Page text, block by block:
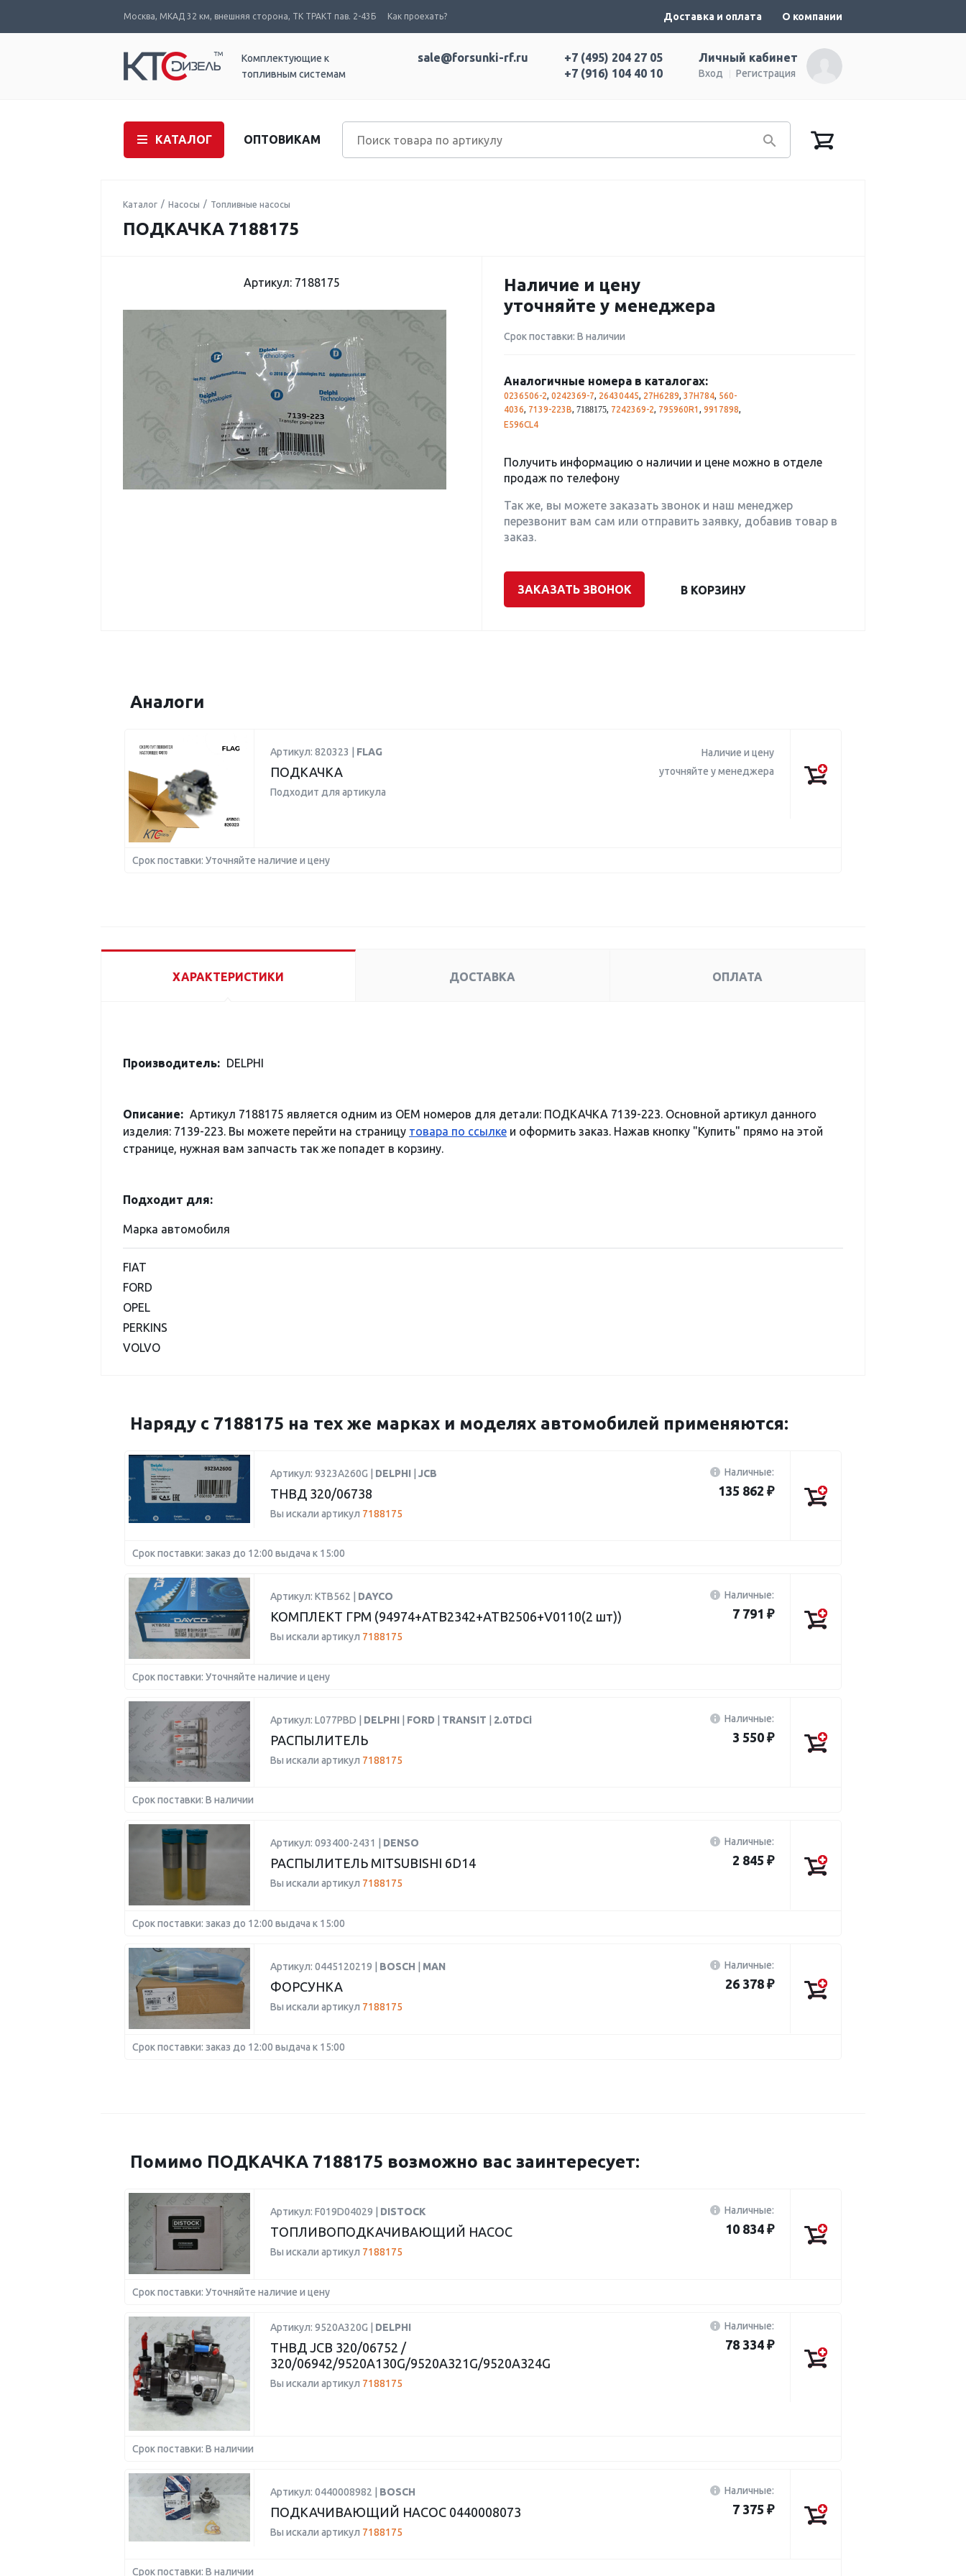
Москва, МКАД 32 км, внешняя сторона, ТК ТРАКТ пав. 2-43Б Как проехать? Доставка и оплата О компании
Комплектующие к
топливным системам
Личный кабинет
Вход Регистрация
+7 (495) 204 27 05
+7 (916) 104 40 10
sale@forsunki-rf.ru
КАТАЛОГ ОПТОВИКАМ
Каталог Насосы Топливные насосы
ПОДКАЧКА 7188175
Артикул: 7188175
Наличие и цену
уточняйте у менеджера
Срок поставки: В наличии
Аналогичные номера в каталогах:
0236506-2, 0242369-7, 26430445, 27H6289, 37H784, 560-
4036, 7139-223B, 7188175, 7242369-2, 795960R1 , 9917898,
E596CL4
Получить информацию о наличии и цене можно в отделе
продаж по телефону
Так же, вы можете заказать звонок и наш менеджер
перезвонит вам сам или отправить заявку, добавив товар в
заказ.
ЗАКАЗАТЬ ЗВОНОК В КОРЗИНУ
Аналоги
Артикул: 820323 | FLAG
ПОДКАЧКА
Подходит для артикула
Наличие и цену
уточняйте у менеджера
Срок поставки: Уточняйте наличие и цену
ХАРАКТЕРИСТИКИ ДОСТАВКА ОПЛАТА
Производитель: DELPHI
Описание: Артикул 7188175 является одним из OEM номеров для детали: ПОДКАЧКА 7139-223. Основной артикул данного
изделия: 7139-223. Вы можете перейти на страницу товара по ссылке и оформить заказ. Нажав кнопку "Купить" прямо на этой
странице, нужная вам запчасть так же попадет в корзину.
Подходит для:
Марка автомобиля
FIAT
FORD
OPEL
PERKINS
VOLVO
Наряду с 7188175 на тех же марках и моделях автомобилей применяются:
Артикул: 9323A260G | DELPHI JCB
ТНВД 320/06738
Вы искали артикул 7188175
Наличные:
135 862 ₽
Срок поставки: заказ до 12:00 выдача к 15:00
Артикул: KTB562 | DAYCO
КОМПЛЕКТ ГРМ (94974+ATB2342+ATB2506+V0110(2 шт))
Вы искали артикул 7188175
Наличные:
7 791 ₽
Срок поставки: Уточняйте наличие и цену
Артикул: L077PBD | DELPHI FORD TRANSIT 2.0TDCi
РАСПЫЛИТЕЛЬ
Вы искали артикул 7188175
Наличные:
3 550 ₽
Срок поставки: В наличии
Артикул: 093400-2431 | DENSO
РАСПЫЛИТЕЛЬ MITSUBISHI 6D14
Вы искали артикул 7188175
Наличные:
2 845 ₽
Срок поставки: заказ до 12:00 выдача к 15:00
Артикул: 0445120219 | BOSCH MAN
ФОРСУНКА
Вы искали артикул 7188175
Наличные:
26 378 ₽
Срок поставки: заказ до 12:00 выдача к 15:00
Помимо ПОДКАЧКА 7188175 возможно вас заинтересует:
Артикул: F019D04029 | DISTOCK
ТОПЛИВОПОДКАЧИВАЮЩИЙ НАСОС
Вы искали артикул 7188175
Наличные:
10 834 ₽
Срок поставки: Уточняйте наличие и цену
Артикул: 9520A320G | DELPHI
ТНВД JCB 320/06752 /
320/06942/9520A130G/9520A321G/9520A324G
Вы искали артикул 7188175
Наличные:
78 334 ₽
Срок поставки: В наличии
Артикул: 0440008982 | BOSCH
ПОДКАЧИВАЮЩИЙ НАСОС 0440008073
Вы искали артикул 7188175
Наличные:
7 375 ₽
Срок поставки: В наличии